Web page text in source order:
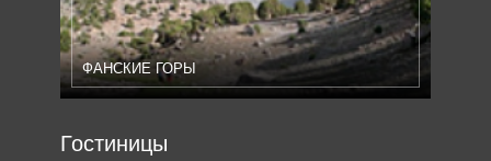
ФАНСКИЕ ГОРЫ
Гостиницы